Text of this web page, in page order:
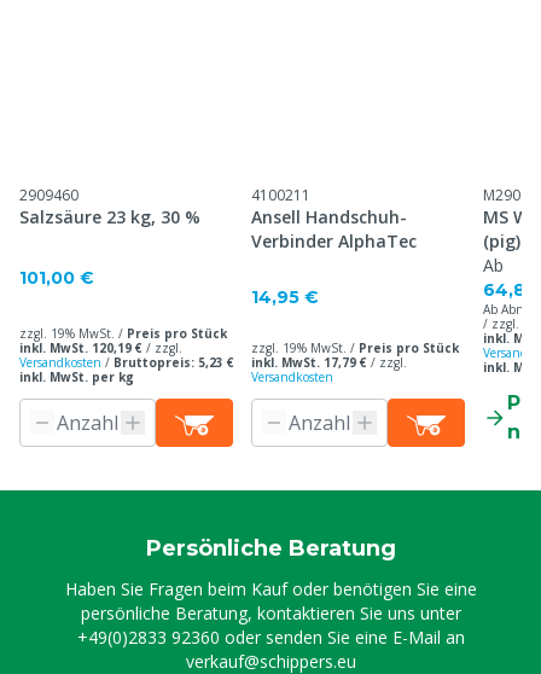
2909460
Salzsäure 23 kg, 30 %
101,00 €
zzgl. 19% MwSt. / Preis pro Stück
inkl. MwSt. 120,19 € / zzgl.
Versandkosten / Bruttopreis: 5,23 €
inkl. MwSt. per kg
4100211
Ansell Handschuh-
Verbinder AlphaTec
14,95 €
zzgl. 19% MwSt. / Preis pro Stück
inkl. MwSt. 17,79 € / zzgl.
Versandkosten
MS
(pig)
Ab
Ab
/ zzgl.
inkl.
inkl.
Persönliche Beratung
Haben Sie Fragen beim Kauf oder benötigen Sie eine
persönliche Beratung, kontaktieren Sie uns unter
+49(0)2833 92360 oder senden Sie eine E-Mail an
verkauf@schippers.eu